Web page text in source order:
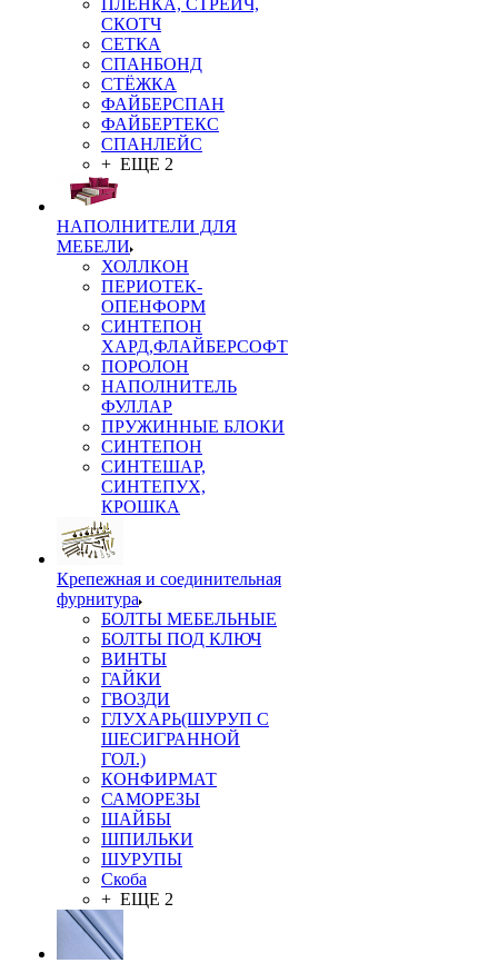
ПЛЁНКА, СТРЕЙЧ,
СКОТЧ
СЕТКА
СПАНБОНД
СТЁЖКА
ФАЙБЕРСПАН
ФАЙБЕРТЕКС
СПАНЛЕЙС
+ ЕЩЕ 2
НАПОЛНИТЕЛИ ДЛЯ
МЕБЕЛИ
ХОЛЛКОН
ПЕРИОТЕК-
ОПЕНФОРМ
СИНТЕПОН
ХАРД,ФЛАЙБЕРСОФТ
ПОРОЛОН
НАПОЛНИТЕЛЬ
ФУЛЛАР
ПРУЖИННЫЕ БЛОКИ
СИНТЕПОН
СИНТЕШАР,
СИНТЕПУХ,
КРОШКА
Крепежная и соединительная
фурнитура
БОЛТЫ МЕБЕЛЬНЫЕ
БОЛТЫ ПОД КЛЮЧ
ВИНТЫ
ГАЙКИ
ГВОЗДИ
ГЛУХАРЬ(ШУРУП С
ШЕСИГРАННОЙ
ГОЛ.)
КОНФИРМАТ
САМОРЕЗЫ
ШАЙБЫ
ШПИЛЬКИ
ШУРУПЫ
Скоба
+ ЕЩЕ 2